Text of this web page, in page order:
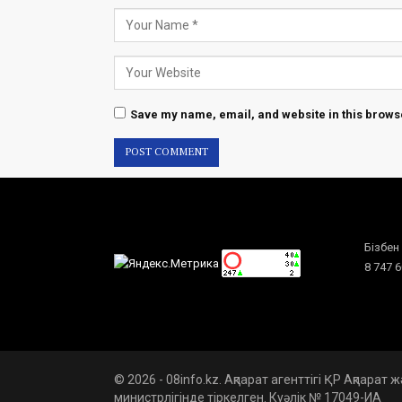
Save my name, email, and website in this
8 747
© 2026 - 08info.kz. Ақпарат агенттігі ҚР Ақпарат
министрлігінде тіркелген. Куәлік № 17049-ИА